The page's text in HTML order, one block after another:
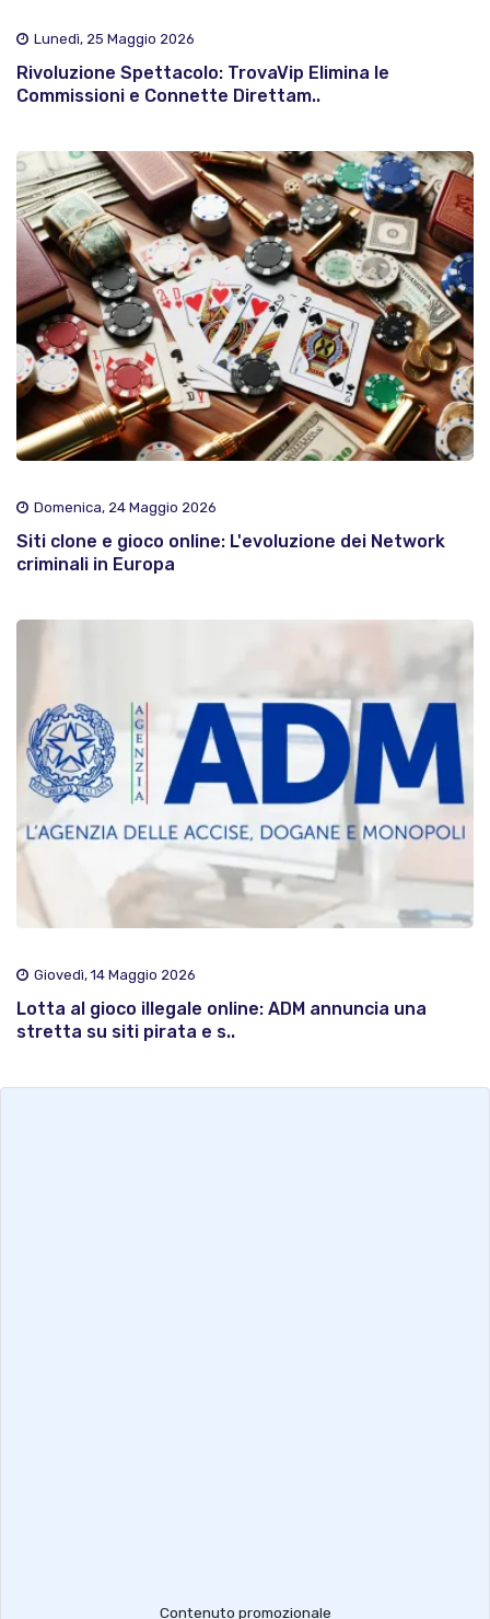
Lunedì, 25 Maggio 2026
Rivoluzione Spettacolo: TrovaVip Elimina le
Commissioni e Connette Direttam..
Domenica, 24 Maggio 2026
Siti clone e gioco online: L'evoluzione dei Network
criminali in Europa
Giovedì, 14 Maggio 2026
Lotta al gioco illegale online: ADM annuncia una
stretta su siti pirata e s..
Contenuto promozionale